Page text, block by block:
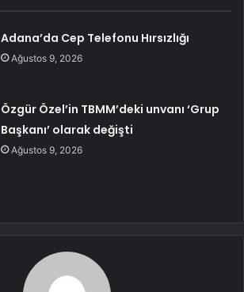
Adana’da Cep Telefonu Hırsızlığı
Ağustos 9, 2026
Özgür Özel’in TBMM’deki unvanı ‘Grup
Başkanı’ olarak değişti
Ağustos 9, 2026